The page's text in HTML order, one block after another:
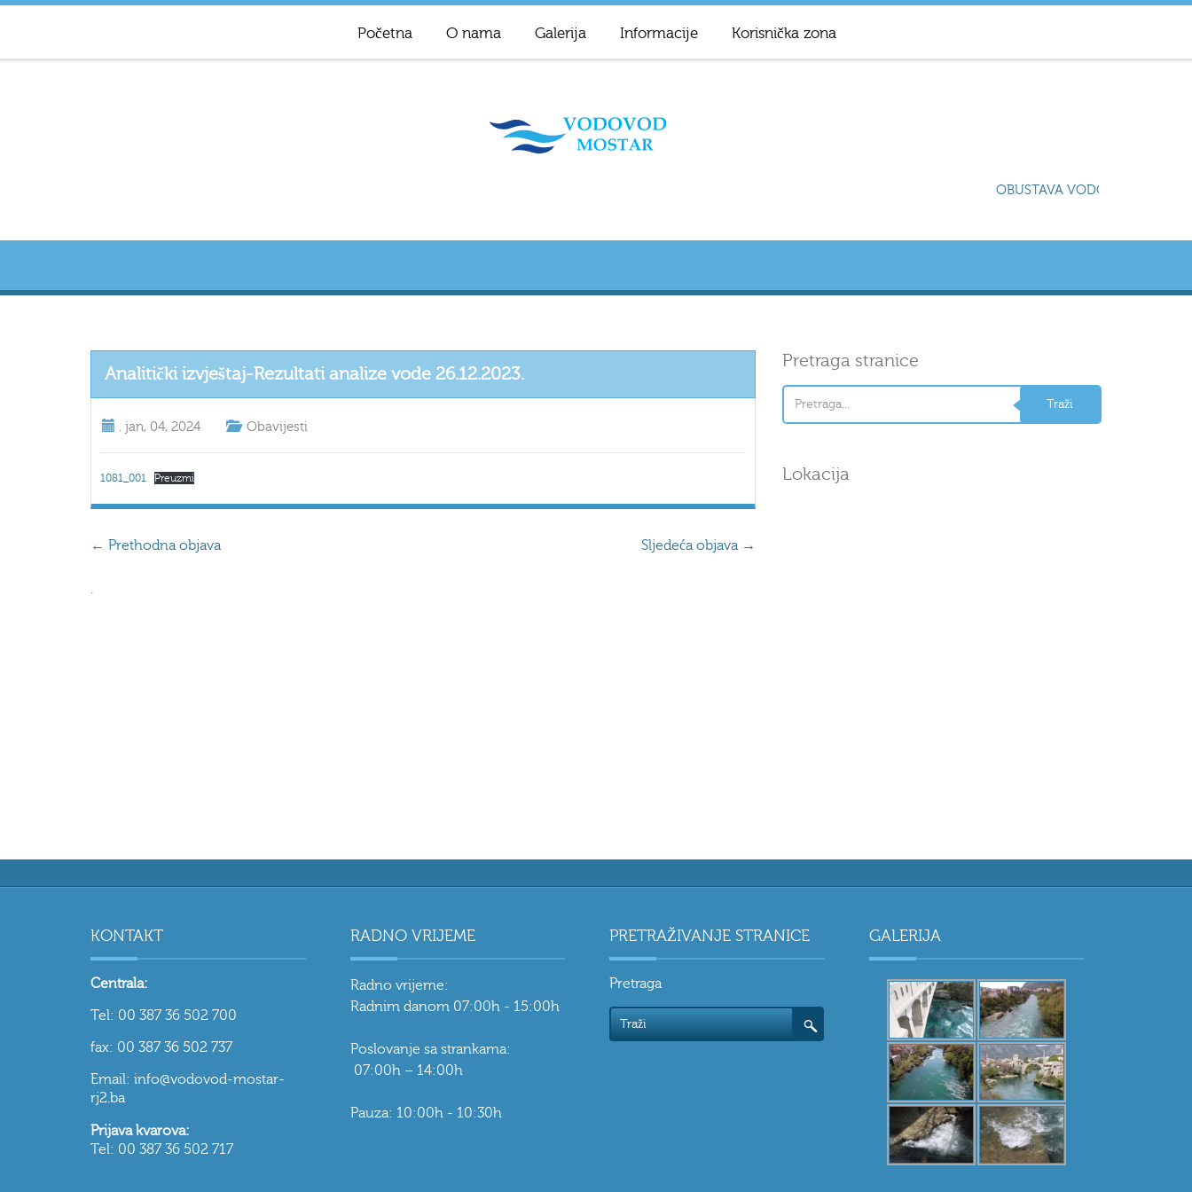
Početna O nama Galerija Informacije Korisnička zona
OBUSTAVA
Analitički izvještaj-Rezultati analize vode 26.12.2023.
. jan, 04, 2024 Obavijesti
1081_001 Preuzmi
← Prethodna objava Sljedeća objava →
.
Pretraga stranice
Lokacija
KONTAKT
Centrala:
Tel: 00 387 36 502 700
fax: 00 387 36 502 737
Email: info@vodovod-mostar-
rj2.ba
Prijava kvarova:
Tel: 00 387 36 502 717
RADNO VRIJEME
Radno vrijeme:
Radnim danom 07:00h - 15:00h
Poslovanje sa strankama:
07:00h – 14:00h
Pauza: 10:00h - 10:30h
PRETRAŽIVANJE STRANICE
Pretraga
GALERIJA